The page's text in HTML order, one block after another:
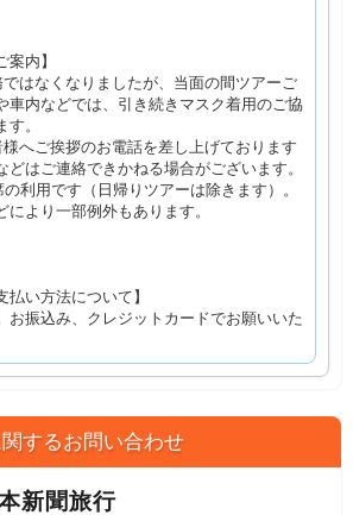
案内】
はなくなりましたが、当面の間ツアーご
車内などでは、引き続きマスク着用のご協
。
へご挨拶のお電話を差し上げております
どはご連絡できかねる場合がございます。
利用です（日帰りツアーは除きます）。
により一部例外もあります。
払い方法について】
お振込み、クレジットカードでお願いいた
するお問い合わせ
新聞旅行